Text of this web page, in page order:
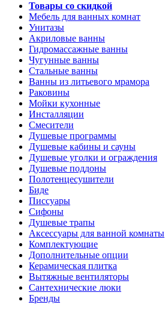
Товары со скидкой
Мебель для ванных комнат
Унитазы
Акриловые ванны
Гидромассажные ванны
Чугунные ванны
Стальные ванны
Ванны из литьевого мрамора
Раковины
Мойки кухонные
Инсталляции
Смесители
Душевые программы
Душевые кабины и сауны
Душевые уголки и ограждения
Душевые поддоны
Полотенцесушители
Биде
Писсуары
Сифоны
Душевые трапы
Аксессуары для ванной комнаты
Комплектующие
Дополнительные опции
Керамическая плитка
Вытяжные вентиляторы
Сантехнические люки
Бренды